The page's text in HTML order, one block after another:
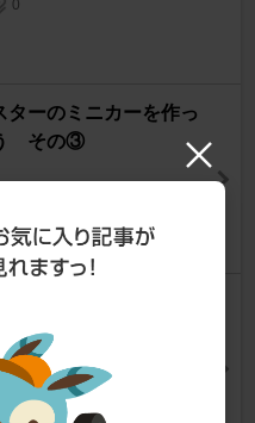
0
ターのミニカーを作っ
その③
る。
スオさん
0